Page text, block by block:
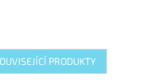
PRODUKTY